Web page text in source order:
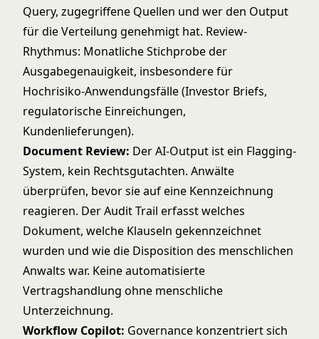
Query, zugegriffene Quellen und wer den Output
für die Verteilung genehmigt hat. Review-
Rhythmus: Monatliche Stichprobe der
Ausgabegenauigkeit, insbesondere für
Hochrisiko-Anwendungsfälle (Investor Briefs,
regulatorische Einreichungen,
Kundenlieferungen).
Document Review: Der AI-Output ist ein Flagging-
System, kein Rechtsgutachten. Anwälte
überprüfen, bevor sie auf eine Kennzeichnung
reagieren. Der Audit Trail erfasst welches
Dokument, welche Klauseln gekennzeichnet
wurden und wie die Disposition des menschlichen
Anwalts war. Keine automatisierte
Vertragshandlung ohne menschliche
Unterzeichnung.
Workflow Copilot: Governance konzentriert sich